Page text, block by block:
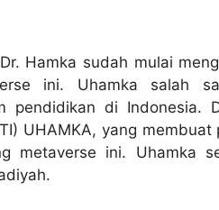
Hamka sudah mulai
ini. Uhamka salah
pendidikan di Indonesia.
UHAMKA, yang
metaverse ini. Uhamka